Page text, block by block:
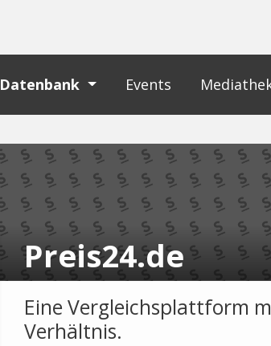
Datenbank Events
Preis24.de
Eine Vergleichsplattform
Verhältnis.